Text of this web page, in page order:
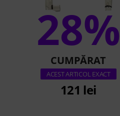
28%
CUMPĂRAT
ACEST ARTICOL EXACT
121 lei